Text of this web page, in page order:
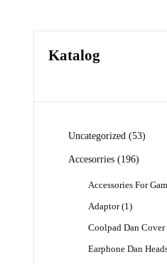
Katalog
Uncategorized 5353
Accesorries
196196
Accessories For
Adaptor 11
Coolpad Dan Cover
Earphone Dan